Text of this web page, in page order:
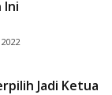
Ini
Jadi Ketua